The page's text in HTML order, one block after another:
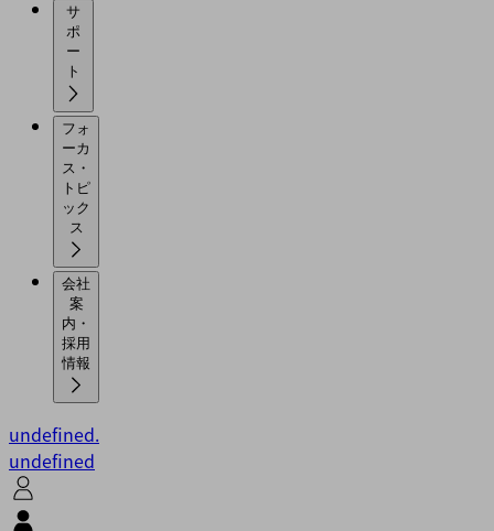
サ
ポ
ー
フォ
ーカ
ス・
トピ
ック
会社
案
内・
採用
情報
undefined.
undefined